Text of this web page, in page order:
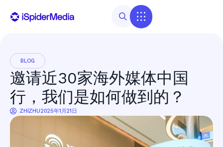
BLOG
邀请近30家海外媒体中国
行，我们是如何做到的？
ZHIZHU2025年1月21日